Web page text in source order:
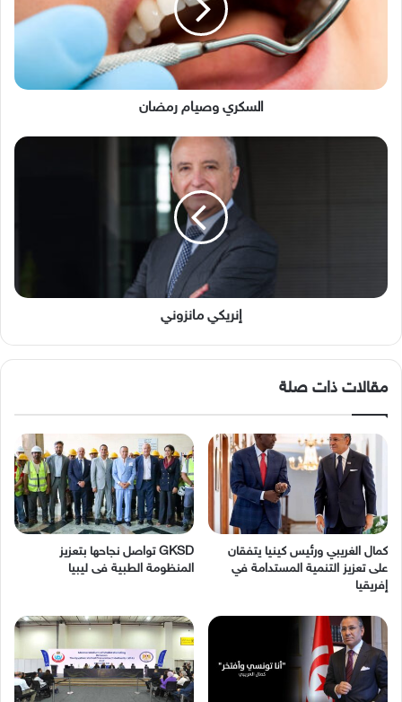
السكري وصيام رمضان
إنريكي
إنريكي مانزوني
مقالات ذات صلة
كمال الغريبي ورئيس كينيا يتفقان
على تعزيز التنمية المستدامة في
إفريقيا
GKSD تواصل نجاحها بتعزيز
المنظومة الطبية فى ليبيا